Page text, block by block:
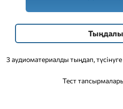
3 аудиоматериалды тыңдап,
Тест